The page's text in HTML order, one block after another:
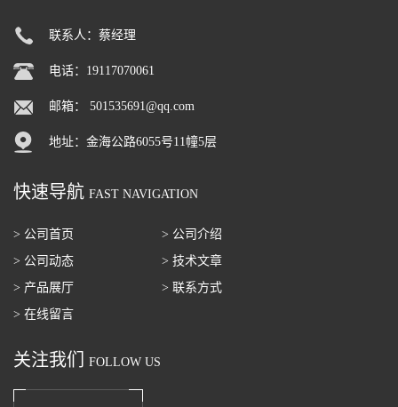
联系人：蔡经理
电话：19117070061
邮箱： 501535691@qq.com
地址：金海公路6055号11幢5层
快速导航 FAST NAVIGATION
> 公司首页
> 公司介绍
> 公司动态
> 技术文章
> 产品展厅
> 联系方式
> 在线留言
关注我们 FOLLOW US